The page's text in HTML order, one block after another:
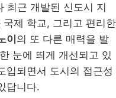
최근 개발된 신도시 지
제 학교, 그리고 편리한
이의 또 다른 매력을 발
눈에 띄게 개선되고 있
입되면서 도시의 접근성
답니다.